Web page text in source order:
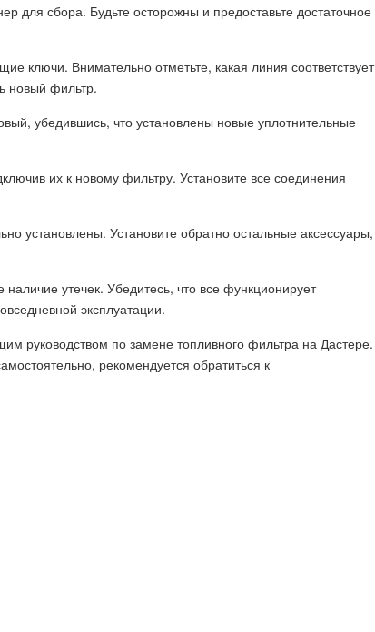
для сбора. Будьте осторожны и предоставьте достаточное
ключи. Внимательно отметьте, какая линия соответствует
новый фильтр.
убедившись, что установлены новые уплотнительные
их к новому фильтру. Установите все соединения
установлены. Установите обратно остальные аксессуары,
утечек. Убедитесь, что все функционирует
эксплуатации.
руководством по замене топливного фильтра на Дастере.
рекомендуется обратиться к